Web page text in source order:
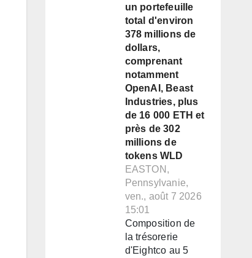
un portefeuille
total d'environ
378 millions de
dollars,
comprenant
notamment
OpenAI, Beast
Industries, plus
de 16 000 ETH et
près de 302
millions de
tokens WLD
EASTON,
Pennsylvanie,
ven., août 7 2026
15:01
Composition de
la trésorerie
d'Eightco au 5